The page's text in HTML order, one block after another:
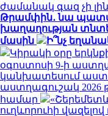
ժամանակ գազ չի
Թրամփին․ նա
խաղաղության
մասին
Ի՞նչ
Կիրակի օրը
օգոստոսի 9-ի
կանխատեսում
աստղագուշակ 2026
համար
ուղևորուհի